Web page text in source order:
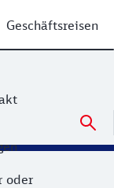
Geschäftsreisen
oder